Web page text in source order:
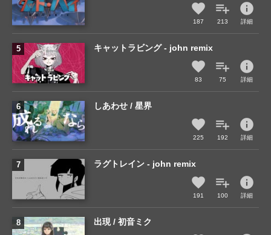
187 213
info
詳細
キャットラビング - john remix
83 75
info
詳細
しあわせ / 星界
225 192
info
詳細
ラグトレイン - john remix
191 100
info
詳細
出現 / 初音ミク